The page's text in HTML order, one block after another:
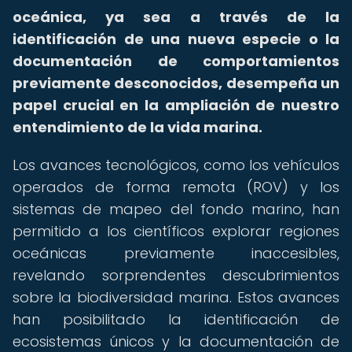
oceánica, ya sea a través de la
identificación de una nueva especie o la
documentación de comportamientos
previamente desconocidos, desempeña un
papel crucial en la ampliación de nuestro
entendimiento de la vida marina.
Los avances tecnológicos, como los vehículos
operados de forma remota (ROV) y los
sistemas de mapeo del fondo marino, han
permitido a los científicos explorar regiones
oceánicas previamente inaccesibles,
revelando sorprendentes descubrimientos
sobre la biodiversidad marina. Estos avances
han posibilitado la identificación de
ecosistemas únicos y la documentación de